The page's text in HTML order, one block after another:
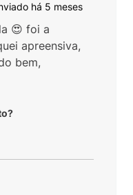
há 5 meses
😍 foi a
apreensiva,
bem,